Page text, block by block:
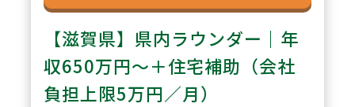
【滋賀県】県内ラウンダー｜年
収650万円～＋住宅補助（会社
負担上限5万円／月）